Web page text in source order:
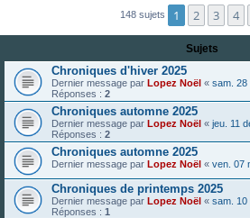
148 sujets 1 2 3 4
Sujets
Chroniques d'hiver 2025
Dernier message par Lopez Noël « sam. 28
Réponses : 2
Chroniques automne 2025
Dernier message par Lopez Noël « jeu. 11
Réponses : 2
Chroniques automne 2025
Dernier message par Lopez Noël « ven. 07
Chroniques de printemps 2025
Dernier message par Lopez Noël « sam. 10
Réponses : 1